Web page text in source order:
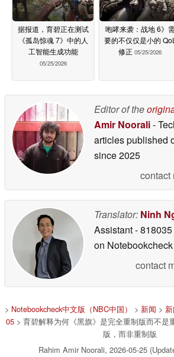
据报道，育碧正在测试
《孤岛惊魂 7》中的人
工智能生成功能
05/25/2026
咆哮来袭：战地 6》
要的不仅仅是小的 QoL
修正 05/25/2026
Editor of the
Amir Noorali-
articles published
since 2025
Translator: Ninh
Assistant-
on Notebookcheck
contact
> Notebookcheck中文版（NBC中国） > 新闻 >
05> 育碧解释为何《黑旗》是完全重制版而不是
版，而非重制版
Rahim Amir Noorali, 2026-05-25